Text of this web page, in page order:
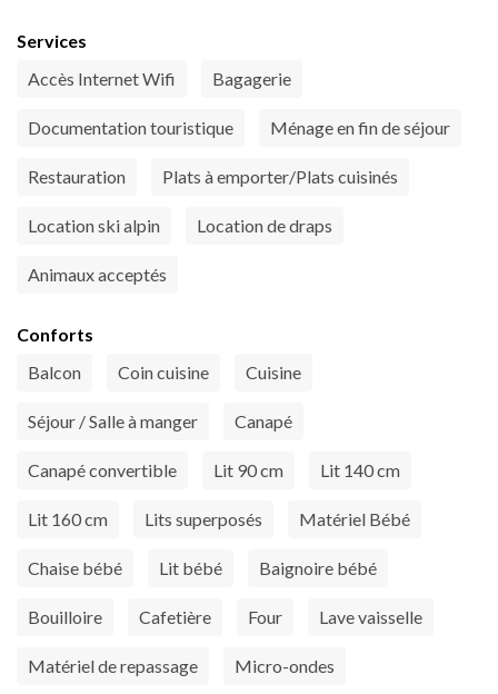
Services
Accès Internet Wifi
Bagagerie
Documentation touristique Ménage en fin de séjour
Restauration Plats à emporter/Plats cuisinés
Location ski alpin Location de draps
Animaux acceptés
Conforts
Balcon
Coin cuisine Cuisine
Séjour / Salle à manger Canapé
Canapé convertible Lit 90 cm Lit 140 cm
Lit 160 cm Lits superposés Matériel Bébé
Chaise bébé Lit bébé Baignoire bébé
Bouilloire Cafetière Four Lave vaisselle
Matériel de repassage Micro-ondes